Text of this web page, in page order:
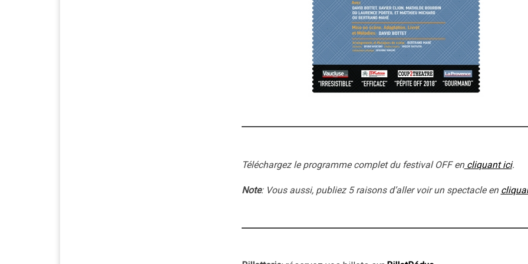
Téléchargez le programme complet du festival OFF encliquant ici.
Note: Vous aussi, publiez 5 raisons d’aller voir un spectacle en